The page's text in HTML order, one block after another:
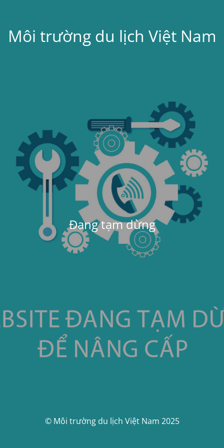
Môi trường du lịch Việt Nam
Đang tạm dừng
© Môi trường du lịch Việt Nam 2025